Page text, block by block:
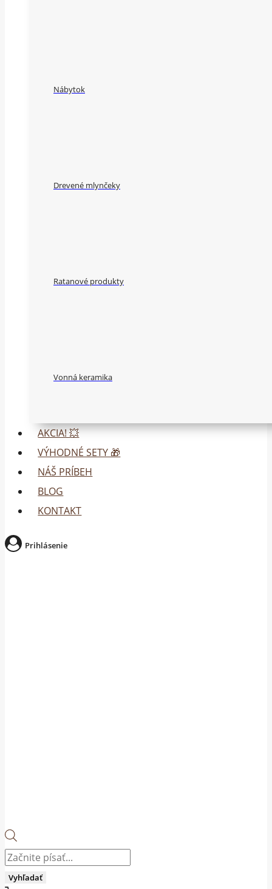
Nábytok
Drevené mlynčeky
Ratanové produkty
Vonná keramika
AKCIA! 💥
VÝHODNÉ SETY 🎁
NÁŠ PRÍBEH
BLOG
KONTAKT
Prihlásenie
Products
search
Vyhľadať